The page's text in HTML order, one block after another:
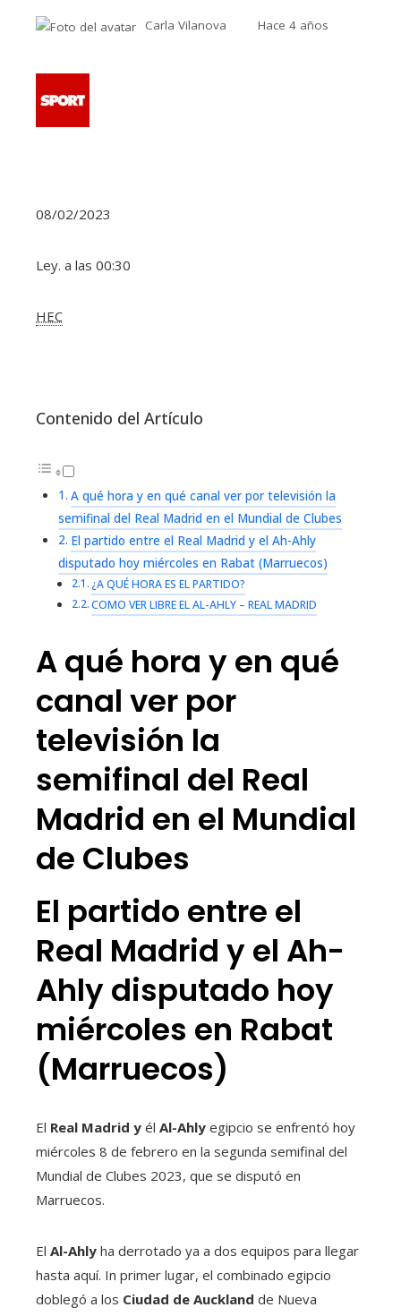
Carla Vilanova Hace 4 años
08/02/2023
Ley. a las 00:30
HEC
Contenido del Artículo
A qué hora y en qué canal ver por televisión la
semifinal del Real Madrid en el Mundial de Clubes
El partido entre el Real Madrid y el Ah-Ahly
disputado hoy miércoles en Rabat (Marruecos)
¿A QUÉ HORA ES EL PARTIDO?
COMO VER LIBRE EL AL-AHLY – REAL MADRID
A qué hora y en qué
canal ver por
televisión la
semifinal del Real
Madrid en el Mundial
de Clubes
El partido entre el
Real Madrid y el Ah-
Ahly disputado hoy
miércoles en Rabat
(Marruecos)
El Real Madrid y él Al-Ahly egipcio se enfrentó hoy
miércoles 8 de febrero en la segunda semifinal del
Mundial de Clubes 2023, que se disputó en
Marruecos.
El Al-Ahly ha derrotado ya a dos equipos para llegar
hasta aquí. In primer lugar, el combinado egipcio
doblegó a los Ciudad de Auckland de Nueva